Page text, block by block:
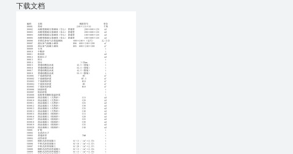
下载文档